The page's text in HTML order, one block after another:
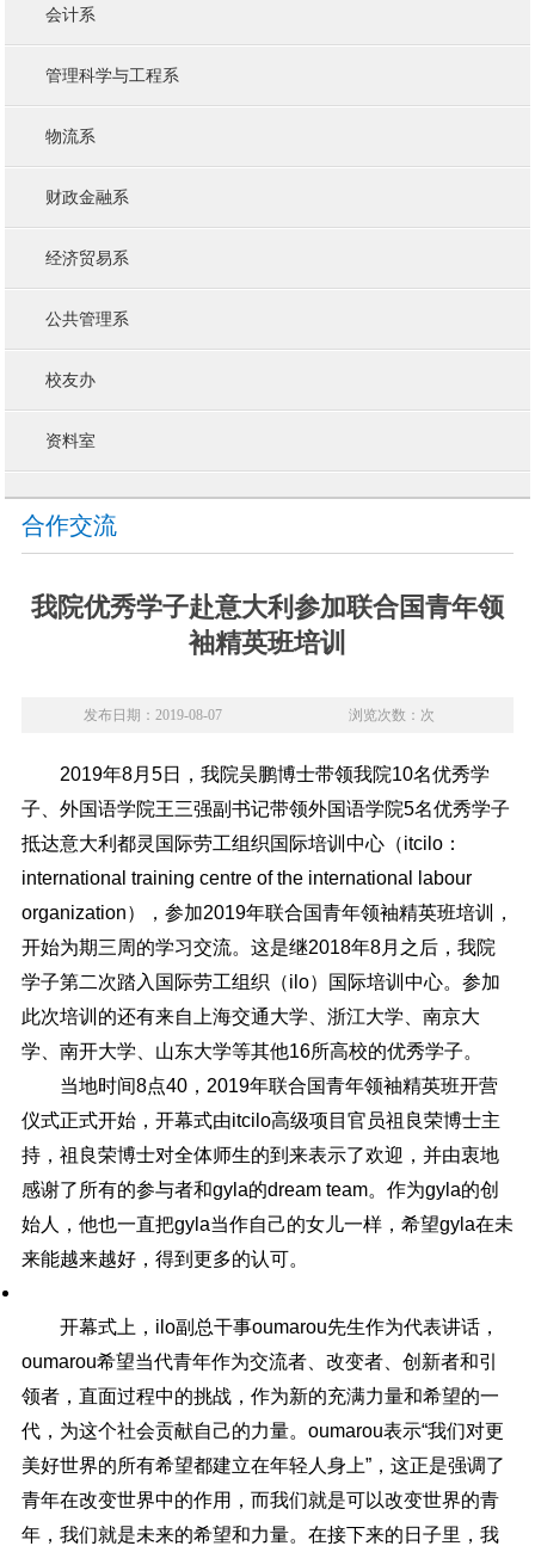
会计系
管理科学与工程系
物流系
财政金融系
经济贸易系
公共管理系
校友办
资料室
合作交流
我院优秀学子赴意大利参加联合国青年领
袖精英班培训
发布日期：2019-08-07 浏览次数：次
2019年8月5日，我院吴鹏博士带领我院10名优秀学
子、外国语学院王三强副书记带领外国语学院5名优秀学子
抵达意大利都灵国际劳工组织国际培训中心（itcilo：
international training centre of the international labour
organization），参加2019年联合国青年领袖精英班培训，
开始为期三周的学习交流。这是继2018年8月之后，我院
学子第二次踏入国际劳工组织（ilo）国际培训中心。参加
此次培训的还有来自上海交通大学、浙江大学、南京大
学、南开大学、山东大学等其他16所高校的优秀学子。
当地时间8点40，2019年联合国青年领袖精英班开营
仪式正式开始，开幕式由itcilo高级项目官员祖良荣博士主
持，祖良荣博士对全体师生的到来表示了欢迎，并由衷地
感谢了所有的参与者和gyla的dream team。作为gyla的创
始人，他也一直把gyla当作自己的女儿一样，希望gyla在未
来能越来越好，得到更多的认可。
开幕式上，ilo副总干事oumarou先生作为代表讲话，
oumarou希望当代青年作为交流者、改变者、创新者和引
领者，直面过程中的挑战，作为新的充满力量和希望的一
代，为这个社会贡献自己的力量。oumarou表示“我们对更
美好世界的所有希望都建立在年轻人身上”，这正是强调了
青年在改变世界中的作用，而我们就是可以改变世界的青
年，我们就是未来的希望和力量。在接下来的日子里，我